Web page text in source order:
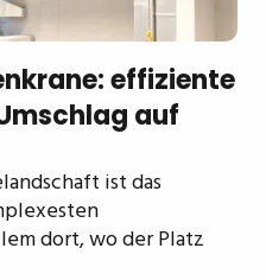
effiziente
auf
ist das
dort, wo der Platz